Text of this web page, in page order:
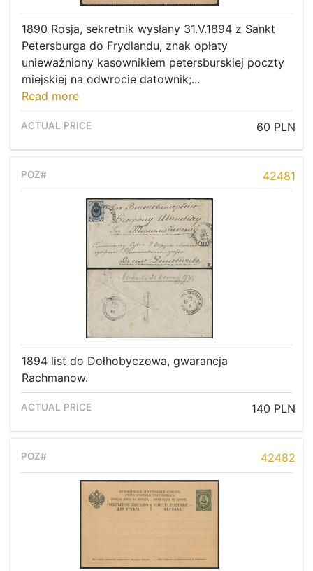
1890 Rosja, sekretnik wysłany 31.V.1894 z Sankt
Petersburga do Frydlandu, znak opłaty
unieważniony kasownikiem petersburskiej poczty
miejskiej na odwrocie datownik;...
Read more
60 PLN
42481
1894 list do Dołhobyczowa, gwarancja
Rachmanow.
140 PLN
42482